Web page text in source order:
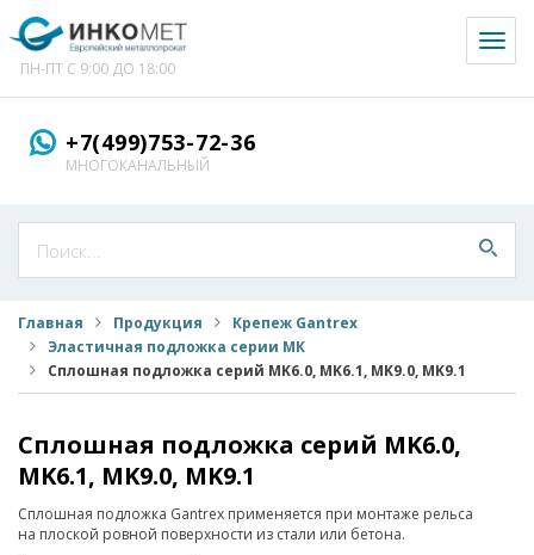
ПН-ПТ С 9:00 ДО 18:00
+7(499)753-72-36
МНОГОКАНАЛЬНЫЙ
Главная Продукция
Крепеж Gantrex
Эластичная подложка серии МК
Сплошная подложка серий MK6.0, MK6.1, MK9.0, MK9.1
Сплошная подложка серий MK6.0,
MK6.1, MK9.0, MK9.1
Сплошная подложка Gantrex применяется при монтаже рельса
на плоской ровной поверхности из стали или бетона.